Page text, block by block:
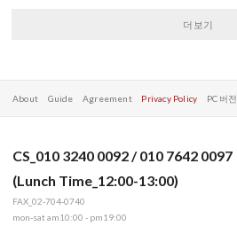
더보기
About Guide Agreement Privacy Policy PC 버전
CS_010 3240 0092 / 010 7642 0097
(Lunch Time_12:00-13:00)
FAX_02-704-0740
mon-sat am10:00 - pm19:00